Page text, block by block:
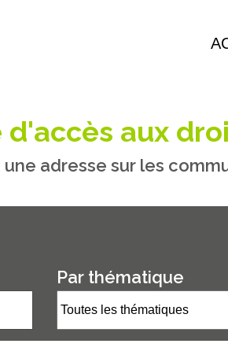
d'accès aux
une adresse sur les
Par thématique